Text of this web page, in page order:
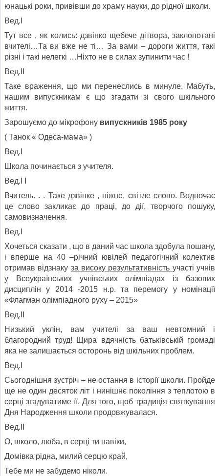
юнацькі роки, привівши до храму науки, до рідної школи.
Вед.І
Тут все , як колись: дзвінко щебече дітвора, заклопотані
вчителі…Та ви вже не ті… За вами – дороги життя, такі
різні і такі нелегкі …Ніхто не в силах зупинити час !
Вед.ІІ
Таке враження, що ми перенеслись в минуле. Мабуть,
нашим випускникам є що згадати зі свого шкільного
життя.
Зарошуємо до мікрофону випускників 1985 року
( Танок « Одеса-мама» )
Вед.І
Школа починається з учителя.
Вед.І І
Вчитель. . . Таке дзвінке , ніжне, світле слово. Водночас
це слово закликає до праці, до дії, творчого пошуку,
самовизначення.
Вед.І
Хочеться сказати , що в даний час школа здобула пошану,
і вперше на 40 –річний ювілей педагогічний колектив
отримав відзнаку за високу результативність участі учнів
у Всеукраїнських учнівських олімпіадах із базових
дисциплін у 2014 -2015 н.р. та перемогу у номінації
«Флагман олімпіадного руху – 2015»
Вед.ІІ
Низький уклін, вам учителі за ваш невтомний і
благородний труд! Щира вдячність батьківській громаді
яка не залишається осторонь від шкільних проблем.
Вед.І
Сьогоднішня зустріч – не остання в історії школи. Пройде
ще не один десяток літ і нинішнє покоління з теплотою в
серці згадуватиме її. Для того, щоб традиція святкування
Дня Народження школи продовжувалася.
Вед.ІІ
О, школо, люба, в серці ти навіки,
Домівка рідна, милий серцю край,
Тебе ми не забудемо ніколи.